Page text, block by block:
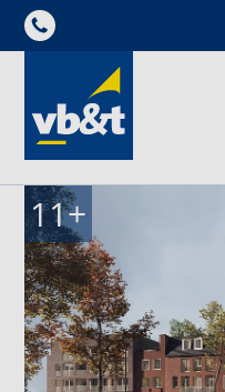
11+